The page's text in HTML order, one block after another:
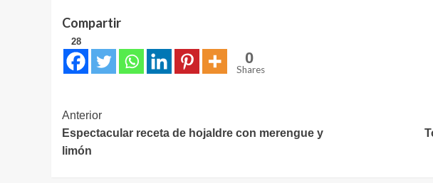
Compartir
28
0
Shares
Navegación
de
Anterior
Espectacular receta de hojaldre con merengue y
limón